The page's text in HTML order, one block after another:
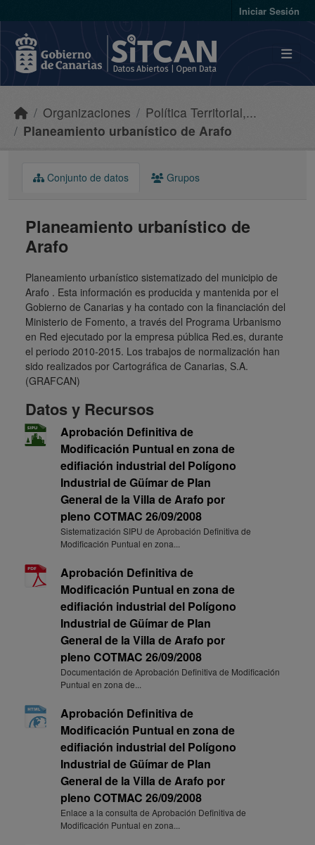
Iniciar Sesión
Organizaciones
Política Territorial,...
Planeamiento urbanístico de Arafo
Conjunto de datos Grupos
Planeamiento urbanístico de
Arafo
Planeamiento urbanístico sistematizado del municipio de
Arafo . Esta información es producida y mantenida por el
Gobierno de Canarias y ha contado con la financiación del
Ministerio de Fomento, a través del Programa Urbanismo
en Red ejecutado por la empresa pública Red.es, durante
el periodo 2010-2015. Los trabajos de normalización han
sido realizados por Cartográfica de Canarias, S.A.
(GRAFCAN)
Datos y Recursos
Aprobación Definitiva de
Modificación Puntual en zona de
edifiación industrial del Polígono
Industrial de Güímar de Plan
General de la Villa de Arafo por
pleno COTMAC 26/09/2008
Sistematización SIPU de Aprobación Definitiva de
Modificación Puntual en zona...
Aprobación Definitiva de
Modificación Puntual en zona de
edifiación industrial del Polígono
Industrial de Güímar de Plan
General de la Villa de Arafo por
pleno COTMAC 26/09/2008
Documentación de Aprobación Definitiva de Modificación
Puntual en zona de...
Aprobación Definitiva de
Modificación Puntual en zona de
edifiación industrial del Polígono
Industrial de Güímar de Plan
General de la Villa de Arafo por
pleno COTMAC 26/09/2008
Enlace a la consulta de Aprobación Definitiva de
Modificación Puntual en zona...